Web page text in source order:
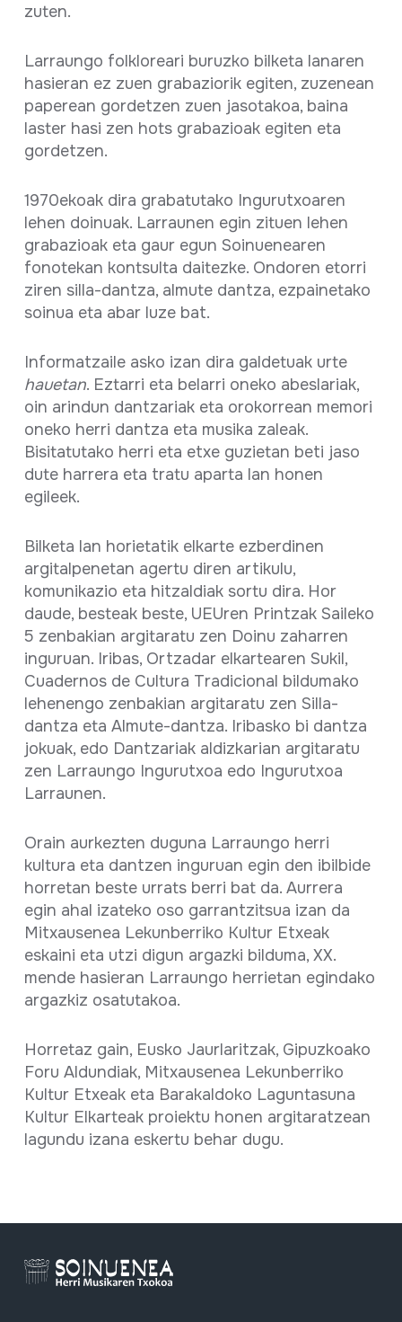
zuten.
Larraungo folkloreari buruzko bilketa lanaren
hasieran ez zuen grabaziorik egiten, zuzenean
paperean gordetzen zuen jasotakoa, baina
laster hasi zen hots grabazioak egiten eta
gordetzen.
1970ekoak dira grabatutako Ingurutxoaren
lehen doinuak. Larraunen egin zituen lehen
grabazioak eta gaur egun Soinuenearen
fonotekan kontsulta daitezke. Ondoren etorri
ziren silla-dantza, almute dantza, ezpainetako
soinua eta abar luze bat.
Informatzaile asko izan dira galdetuak urte
hauetan. Eztarri eta belarri oneko abeslariak,
oin arindun dantzariak eta orokorrean memori
oneko herri dantza eta musika zaleak.
Bisitatutako herri eta etxe guzietan beti jaso
dute harrera eta tratu aparta lan honen
egileek.
Bilketa lan horietatik elkarte ezberdinen
argitalpenetan agertu diren artikulu,
komunikazio eta hitzaldiak sortu dira. Hor
daude, besteak beste, UEUren Printzak Saileko
5 zenbakian argitaratu zen Doinu zaharren
inguruan. Iribas, Ortzadar elkartearen Sukil,
Cuadernos de Cultura Tradicional bildumako
lehenengo zenbakian argitaratu zen Silla-
dantza eta Almute-dantza. Iribasko bi dantza
jokuak, edo Dantzariak aldizkarian argitaratu
zen Larraungo Ingurutxoa edo Ingurutxoa
Larraunen.
Orain aurkezten duguna Larraungo herri
kultura eta dantzen inguruan egin den ibilbide
horretan beste urrats berri bat da. Aurrera
egin ahal izateko oso garrantzitsua izan da
Mitxausenea Lekunberriko Kultur Etxeak
eskaini eta utzi digun argazki bilduma, XX.
mende hasieran Larraungo herrietan egindako
argazkiz osatutakoa.
Horretaz gain, Eusko Jaurlaritzak, Gipuzkoako
Foru Aldundiak, Mitxausenea Lekunberriko
Kultur Etxeak eta Barakaldoko Laguntasuna
Kultur Elkarteak proiektu honen argitaratzean
lagundu izana eskertu behar dugu.